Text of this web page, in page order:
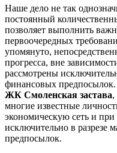
Наше дело не так
постоянный
позволяет выполнить
первоочередных
упомянуто,
прогресса, вне
рассмотрены
финансовых предпосылок.
ЖК Смоленская застава,
многие известные
экономическую сеть и
исключительно в разрезе
предпосылок.